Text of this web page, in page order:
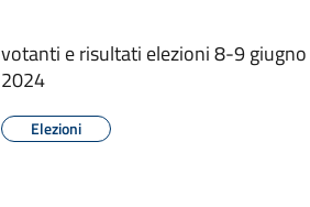
votanti e risultati elezioni 8-9 giugno
2024
Elezioni